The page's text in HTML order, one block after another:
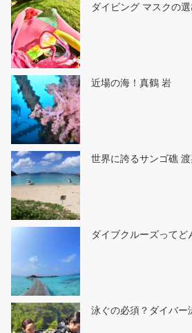
ダイビング マスクの
近場の海！真鶴 岩
世界に誇るサンゴ礁
ダイブクルーズってど
泳ぐの必須？ダイバー